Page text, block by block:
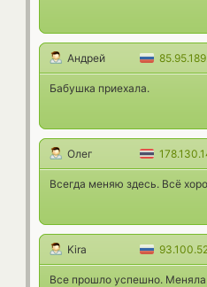
Андрей
Бабушка приехала.
Олег
Всегда меняю здесь. Всё
Kira
Все прошло успешно. Меняла